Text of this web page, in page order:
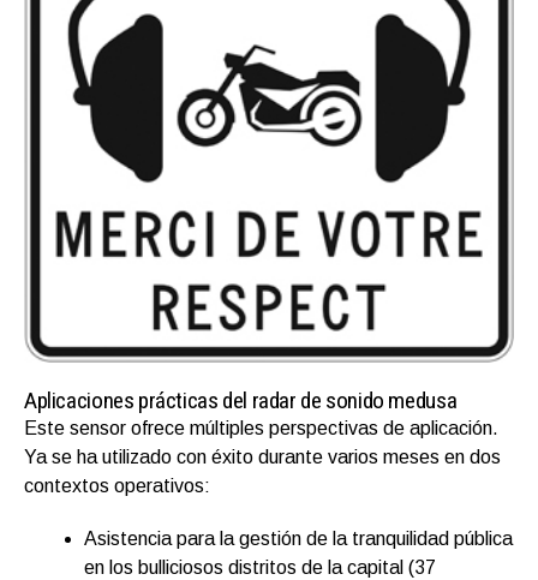
Aplicaciones prácticas del radar de sonido medusa
Este sensor ofrece múltiples perspectivas de aplicación.
Ya se ha utilizado con éxito durante varios meses en dos
contextos operativos:
Asistencia para la gestión de la tranquilidad pública
en los bulliciosos distritos de la capital (37